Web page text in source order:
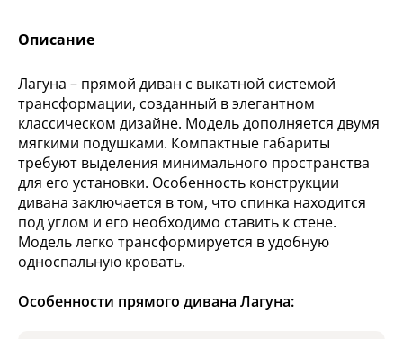
Описание
Лагуна – прямой диван с выкатной системой
трансформации, созданный в элегантном
классическом дизайне. Модель дополняется двумя
мягкими подушками. Компактные габариты
требуют выделения минимального пространства
для его установки. Особенность конструкции
дивана заключается в том, что спинка находится
под углом и его необходимо ставить к стене.
Модель легко трансформируется в удобную
односпальную кровать.
Особенности прямого дивана Лагуна: